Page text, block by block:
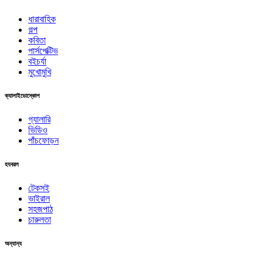
ধারাবাহিক
গল্প
কবিতা
পার্সপেক্টিভ
বইচর্যা
মুখোমুখি
ক্যালাইডোস্কোপ
গ্যালারি
ভিডিও
পাঁচফোড়ন
হযবরল
টেকসই
ভাইরাল
সহজপাঠ
চারুলতা
অন্যান্য